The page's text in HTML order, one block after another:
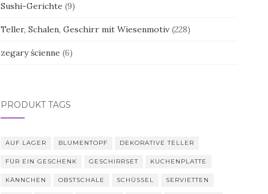
Sushi-Gerichte (9)
Teller, Schalen, Geschirr mit Wiesenmotiv (228)
zegary ścienne (6)
PRODUKT TAGS
AUF LAGER BLUMENTOPF DEKORATIVE TELLER
FÜR EIN GESCHENK GESCHIRRSET KUCHENPLATTE
KÄNNCHEN OBSTSCHALE SCHÜSSEL SERVIETTEN